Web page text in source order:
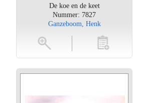
De koe en de keet
Nummer: 7827
Ganzeboom, Henk
toevoegen